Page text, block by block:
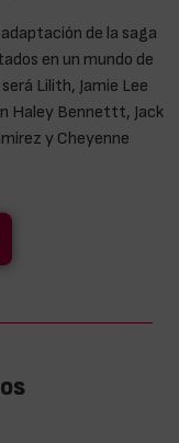
adaptación de la saga
en un mundo de
Lilith, Jamie Lee
Haley Bennettt, Jack
y Cheyenne